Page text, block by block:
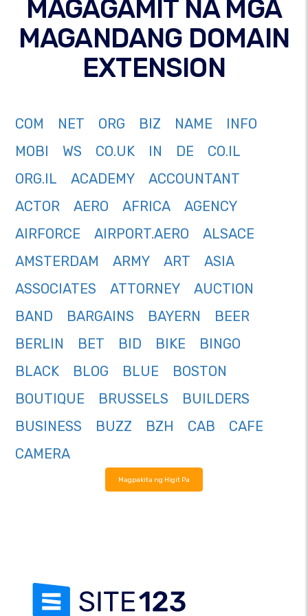
MAGAGAMIT NA MGA
MAGANDANG DOMAIN
EXTENSION
COM NET ORG BIZ NAME
INFO
MOBI
WS CO.UK IN DE
CO.IL
ORG.IL
ACADEMY
ACCOUNTANT
ACTOR
AERO AFRICA
AGENCY
AIRFORCE
AIRPORT.AERO
ALSACE
AMSTERDAM
ARMY ART
ASIA
ASSOCIATES
ATTORNEY
AUCTION
BAND
BARGAINS BAYERN
BEER
BERLIN
BET BID BIKE
BINGO
BLACK
BLOG BLUE
BOSTON
BOUTIQUE
BRUSSELS
BUILDERS
BUSINESS
BUZZ BZH CAB
CAFE
CAMERA
Magpakita ng Higit Pa